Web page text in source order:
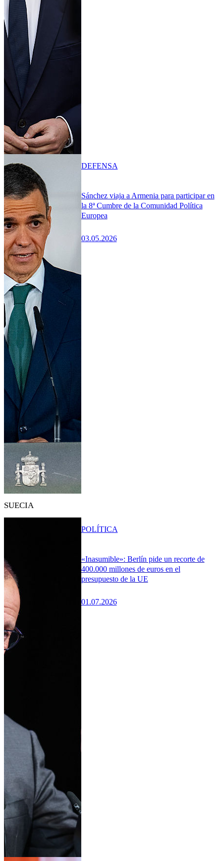
Sánchez viaja a Armenia para participar en
la 8ª Cumbre de la Comunidad Política
Europea
03.05.2026
DEFENSA
SUECIA
«Inasumible»: Berlín pide un recorte de
400.000 millones de euros en el
presupuesto de la UE
01.07.2026
POLÍTICA